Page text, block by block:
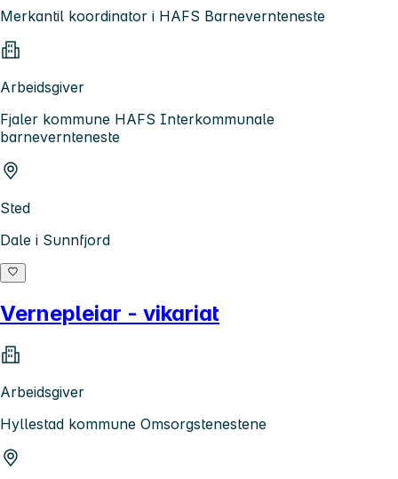
Merkantil koordinator i HAFS Barnevernteneste
Arbeidsgiver
Fjaler kommune HAFS Interkommunale
barnevernteneste
Sted
Dale i Sunnfjord
Vernepleiar - vikariat
Arbeidsgiver
Hyllestad kommune Omsorgstenestene